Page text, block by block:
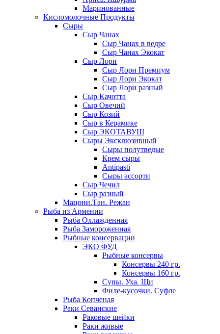
Маринованные
Кисломолочные Продукты
Сыры
Сыр Чанах
Сыр Чанах в ведре
Сыр Чанах Экокат
Сыр Лори
Сыр Лори Премиум
Сыр Лори Экокат
Сыр Лори разный
Сыр Качотта
Сыр Овечий
Сыр Козий
Сыр в Керамике
Сыр ЭКОТАВУШ
Сыры Эксклюзивный
Сыры полутведые
Крем сыры
Antipasti
Сыры ассорти
Сыр Чечил
Сыр разный
Мацони.Тан. Режан
Рыба из Армении
Рыба Охлажденная
Рыба Замороженная
Рыбные консервации
ЭКО ФУД
Рыбные консервы
Консервы 240 гр.
Консервы 160 гр.
Супы. Уха. Щи
Филе-кусочки. Суфле
Рыба Копченая
Раки Севанские
Раковые шейки
Раки живые